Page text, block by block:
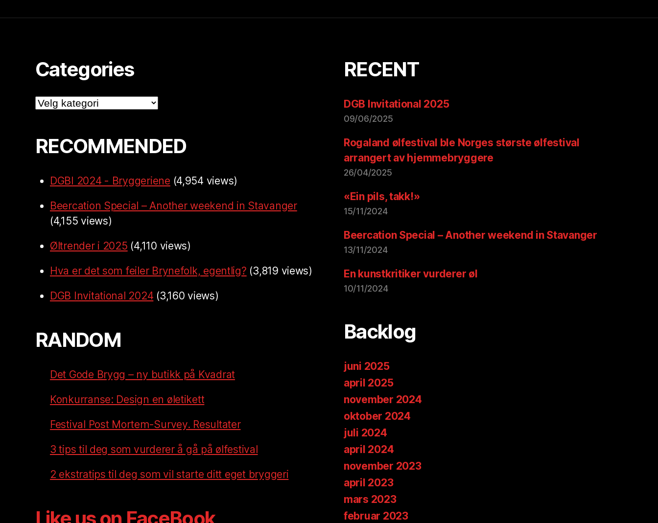
Categories
Categories
RECOMMENDED
DGBI 2024 - Bryggeriene (4,954 views)
Beercation Special – Another weekend in Stavanger
(4,155 views)
Øltrender i 2025 (4,110 views)
Hva er det som feiler Brynefolk, egentlig? (3,819 views)
DGB Invitational 2024 (3,160 views)
RANDOM
Det Gode Brygg – ny butikk på Kvadrat
Konkurranse: Design en øletikett
Festival Post Mortem-Survey. Resultater
3 tips til deg som vurderer å gå på ølfestival
2 ekstratips til deg som vil starte ditt eget bryggeri
RECENT
DGB Invitational 2025
09/06/2025
Rogaland ølfestival ble Norges største ølfestival
arrangert av hjemmebryggere
26/04/2025
«Ein pils, takk!»
15/11/2024
Beercation Special – Another weekend in Stavanger
13/11/2024
En kunstkritiker vurderer øl
10/11/2024
Backlog
juni 2025
april 2025
november 2024
oktober 2024
juli 2024
april 2024
november 2023
april 2023
mars 2023
februar 2023